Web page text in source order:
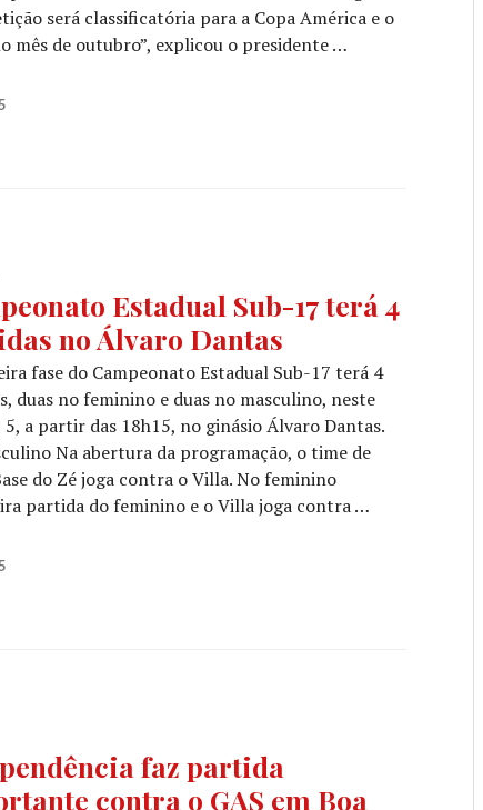
será classificatória para a Copa América e o
mês de outubro”, explicou o presidente …
Estadual Sub-17 terá 4
no Álvaro Dantas
fase do Campeonato Estadual Sub-17 terá 4
duas no feminino e duas no masculino, neste
5, a partir das 18h15, no ginásio Álvaro Dantas.
Na abertura da programação, o time de
do Zé joga contra o Villa. No feminino
partida do feminino e o Villa joga contra …
faz partida
contra o GAS em Boa